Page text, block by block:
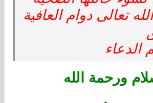
تعالى دوام العافية
الدعاء
ورحمة الله